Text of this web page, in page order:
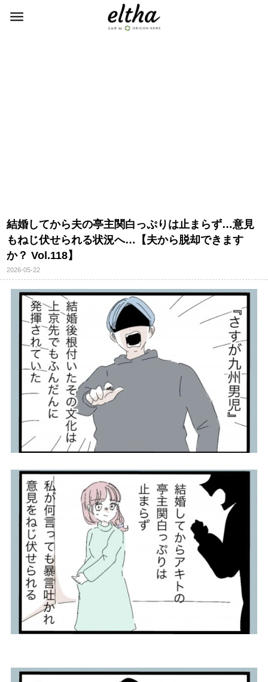
結婚してから夫の亭主関白っぷりは止まらず…意見
もねじ伏せられる状況へ…【夫から脱却できます
か？ Vol.118】
2026-05-22